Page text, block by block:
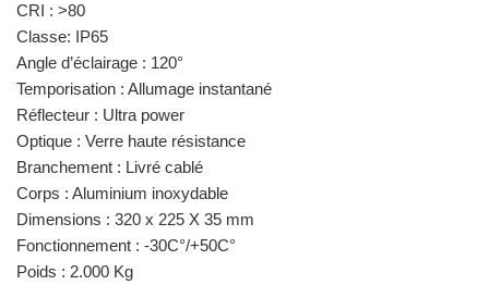
CRI : >80
Classe: IP65
Angle d’éclairage : 120°
Temporisation : Allumage instantané
Réflecteur : Ultra power
Optique : Verre haute résistance
Branchement : Livré cablé
Corps : Aluminium inoxydable
Dimensions : 320 x 225 X 35 mm
Fonctionnement : -30C°/+50C°
Poids : 2.000 Kg